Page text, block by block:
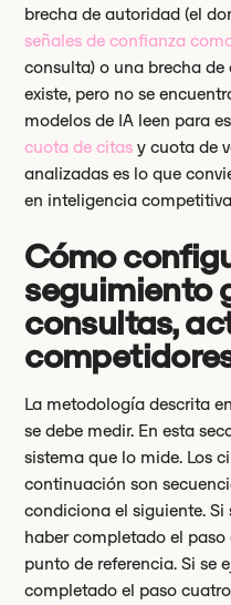
brecha de autoridad (el
señales de confianza
consulta) o una brecha
existe, pero no se
modelos de IA leen para
cuota de citas y cuota de
analizadas es lo que
en inteligencia
Cómo
seguimiento
consultas,
La metodología descrita
se debe medir. En esta
sistema que lo mide. Los
continuación son
condiciona el siguiente. Si
haber completado el paso
punto de referencia. Si se
completado el paso